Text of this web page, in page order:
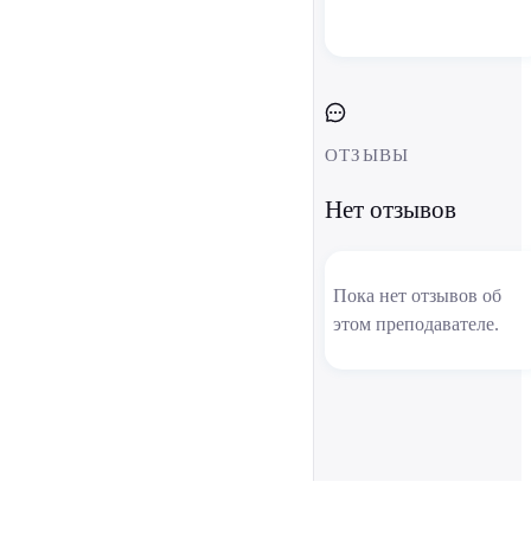
ОТЗЫВЫ
Нет отзывов
Пока нет отзывов об
этом преподавателе.